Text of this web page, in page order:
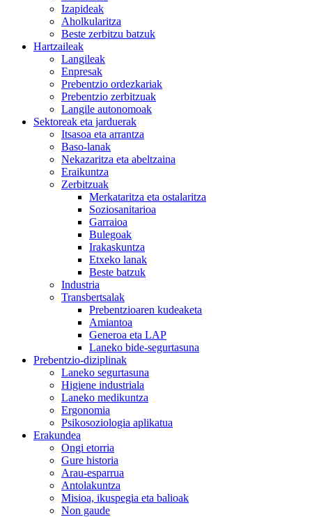
Izapideak
Aholkularitza
Beste zerbitzu batzuk
Hartzaileak
Langileak
Enpresak
Prebentzio ordezkariak
Prebentzio zerbitzuak
Langile autonomoak
Sektoreak eta jarduerak
Itsasoa eta arrantza
Baso-lanak
Nekazaritza eta abeltzaina
Eraikuntza
Zerbitzuak
Merkataritza eta ostalaritza
Soziosanitarioa
Garraioa
Bulegoak
Irakaskuntza
Etxeko lanak
Beste batzuk
Industria
Transbertsalak
Prebentzioaren kudeaketa
Amiantoa
Generoa eta LAP
Laneko bide-segurtasuna
Prebentzio-diziplinak
Laneko segurtasuna
Higiene industriala
Laneko medikuntza
Ergonomia
Psikosoziologia aplikatua
Erakundea
Ongi etorria
Gure historia
Arau-esparrua
Antolakuntza
Misioa, ikuspegia eta balioak
Non gaude